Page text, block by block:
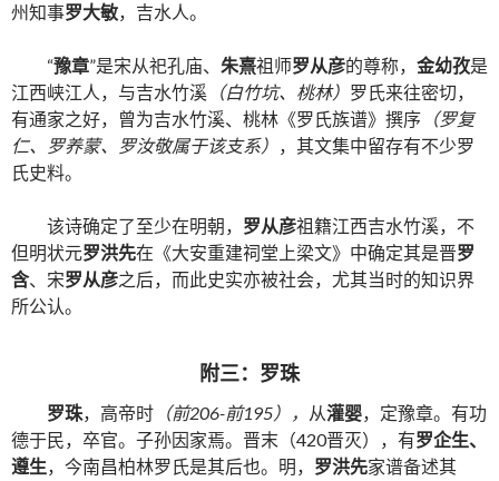
州知事罗大敏，吉水人。
“豫章”是宋从祀孔庙、 朱熹祖师罗从彦的尊称， 金幼孜是
江西峡江人，与吉水竹溪 （白竹坑、桃林） 罗氏来往密切，
有通家之好，曾为吉水竹溪、桃林《罗氏族谱》撰序 （罗复
仁、罗养蒙、罗汝敬属于该支系） ，其文集中留存有不少罗
氏史料。
该诗确定了至少在明朝， 罗从彦祖籍江西吉水竹溪，不
但明状元罗洪先在《大安重建祠堂上梁文》中确定其是晋罗
含、宋罗从彦之后，而此史实亦被社会，尤其当时的知识界
所公认。
附三：罗珠
罗珠，高帝时 （前206-前195）， 从灌婴，定豫章。有功
德于民，卒官。子孙因家焉。晋末（420晋灭），有罗企生、
遵生，今南昌柏林罗氏是其后也。明， 罗洪先家谱备述其